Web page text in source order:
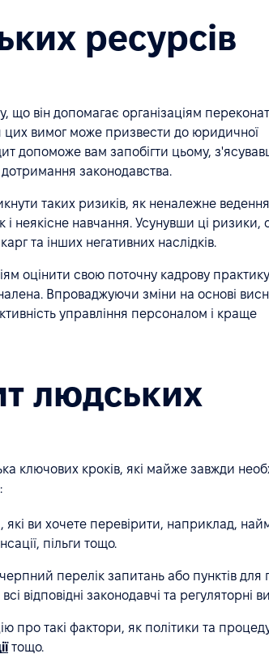
ресурсів
що він допомагає організаціям
цих вимог може призвести до юридичної
допоможе вам запобігти цьому,
законодавства.
таких ризиків, як неналежне ведення
неякісне навчання. Усунувши ці ризики,
та інших негативних наслідків.
оцінити свою поточну кадрову
Впроваджуючи зміни на основі
управління персоналом і краще
людських
ключових кроків, які майже завжди
ви хочете перевірити, наприклад,
пільги тощо.
перелік запитань або пунктів для
відповідні законодавчі та регуляторні
про такі фактори, як політики та
тощо.